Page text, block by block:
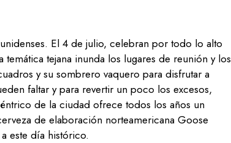
El 4 de julio, celebran por todo lo alto
tejana inunda los lugares de reunión y los
y su sombrero vaquero para disfrutar a
faltar y para revertir un poco los excesos,
de la ciudad ofrece todos los años un
de elaboración norteamericana Goose
este día histórico.